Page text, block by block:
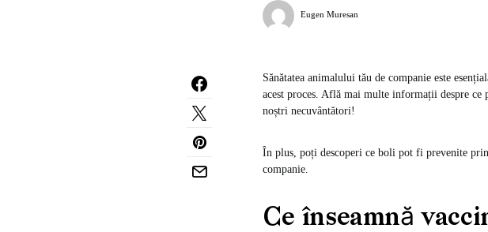
Eugen Muresan
Sănătatea animalului tău de companie este
acest proces. Află mai multe informații despre ce
noștri necuvântători!
În plus, poți descoperi ce boli pot fi prevenite
companie.
Ce înseamnă